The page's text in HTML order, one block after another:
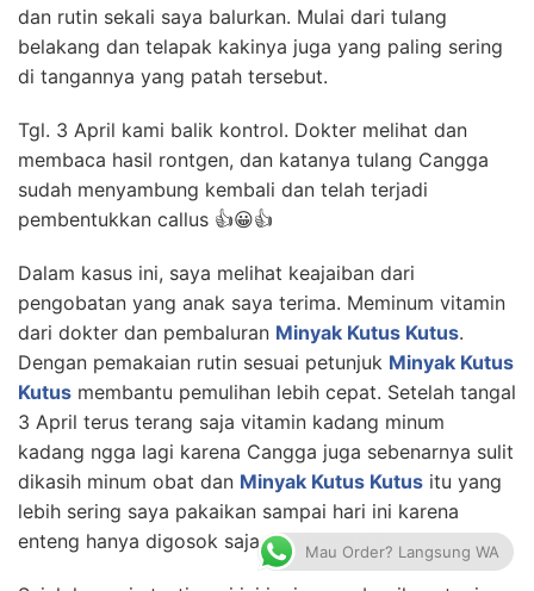
dan rutin sekali saya balurkan. Mulai dari tulang
belakang dan telapak kakinya juga yang paling sering
di tangannya yang patah tersebut.
Tgl. 3 April kami balik kontrol. Dokter melihat dan
membaca hasil rontgen, dan katanya tulang Cangga
sudah menyambung kembali dan telah terjadi
pembentukkan callus 👍😀👍
Dalam kasus ini, saya melihat keajaiban dari
pengobatan yang anak saya terima. Meminum vitamin
dari dokter dan pembaluran Minyak Kutus Kutus.
Dengan pemakaian rutin sesuai petunjuk Minyak Kutus
Kutus membantu pemulihan lebih cepat. Setelah tangal
3 April terus terang saja vitamin kadang minum
kadang ngga lagi karena Cangga juga sebenarnya sulit
dikasih minum obat dan Minyak Kutus Kutus itu yang
lebih sering saya pakaikan sampai hari ini karena
enteng hanya digosok saja, ringkessss😉.Mau Order? Langsung WA